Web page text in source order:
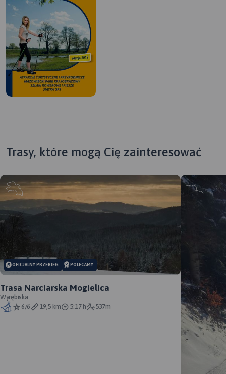
Trasy, które mogą Cię zainteresować
OFICJALNY PRZEBIEG POLECAMY
Trasa Narciarska Mogielica
Wyrębiska
6/6
19,5 km 5:17 h 537m